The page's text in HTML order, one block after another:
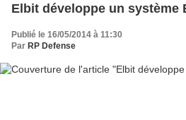
Elbit développe un système
Publié le 16/05/2014 à 11:30
Par RP Defense